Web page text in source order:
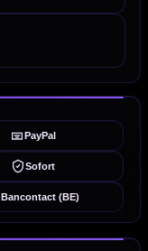
PayPal
Sofort
Bancontact (BE)